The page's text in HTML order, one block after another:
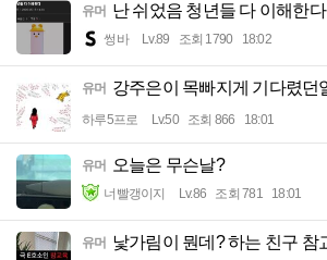
유머 난 쉬었음 청년들 다 이해한다
썽바 Lv.89 조회 1790 18:02
유머 강주은이 목빠지게 기다렸던
하루5프로 Lv.50 조회 866 18:01
유머 오늘은 무슨날?
너빨갱이지 Lv.86 조회 781 18:01
유머 낯가림이 뭔데? 하는 친구 참